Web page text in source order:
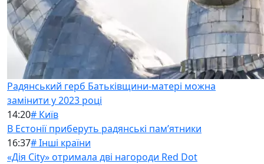
Радянський герб Батьківщини-матері можна
замінити у 2023 році
14:20# Київ
В Естонії приберуть радянські памʼятники
16:37# Інші країни
«Дія City» отримала дві нагороди Red Dot